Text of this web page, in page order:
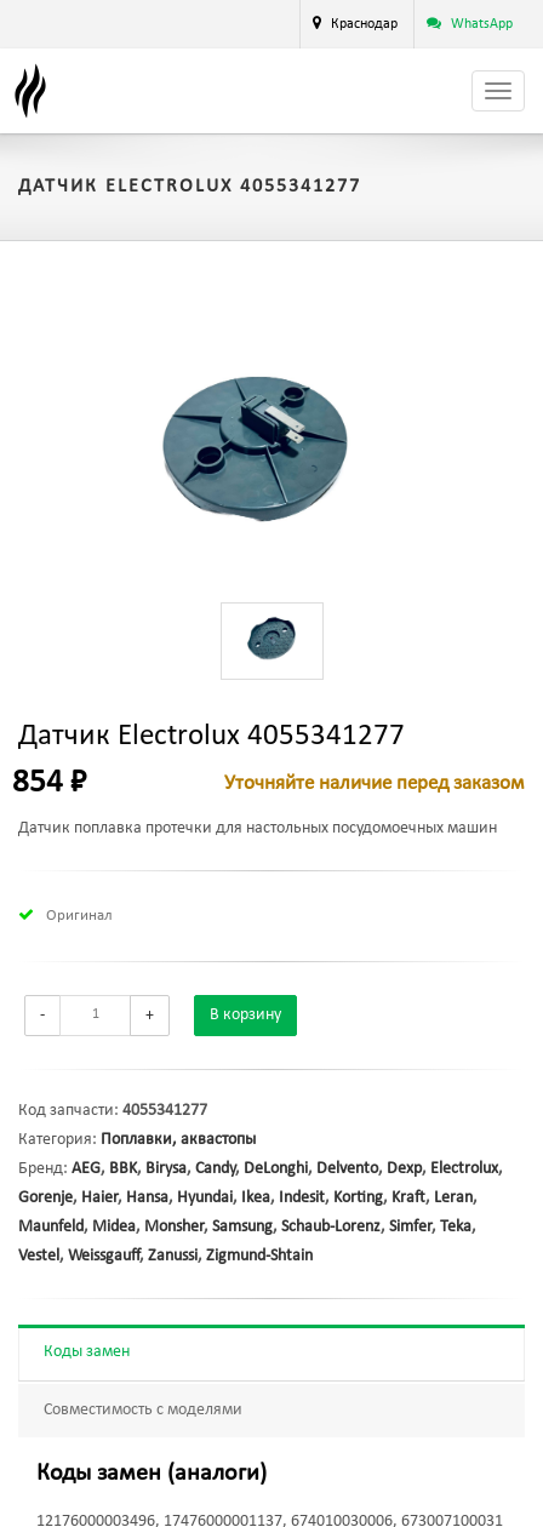
Краснодар WhatsApp
ДАТЧИК ELECTROLUX 4055341277
Датчик Electrolux 4055341277
854 ₽ Уточняйте наличие перед заказом
Датчик поплавка протечки для настольных посудомоечных машин
Оригинал
- + В корзину
Код запчасти: 4055341277
Категория: Поплавки, аквастопы
Бренд: AEG, BBK, Birysa, Candy, DeLonghi, Delvento, Dexp, Electrolux,
Gorenje, Haier, Hansa, Hyundai, Ikea, Indesit, Korting, Kraft, Leran,
Maunfeld, Midea, Monsher, Samsung, Schaub-Lorenz, Simfer, Teka,
Vestel , Weissgauff, Zanussi, Zigmund-Shtain
Коды замен
Совместимость с моделями
Коды замен (аналоги)
12176000003496, 17476000001137, 674010030006, 673007100031